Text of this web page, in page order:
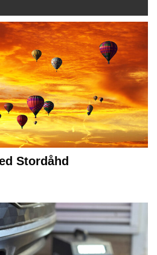
Stordåhd